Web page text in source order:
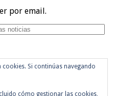
por email.
cookies. Si continúas navegando
cómo gestionar las cookies,